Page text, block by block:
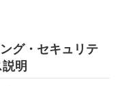
グ・セキュリテ
説明